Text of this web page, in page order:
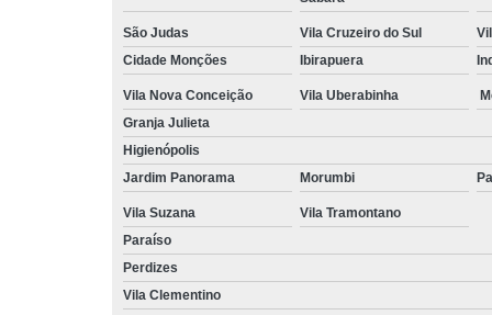
São Judas Vila Cruzeiro do Sul
Cidade Monções
Ibirapuera
Vila Nova Conceição Vila Uberabinha
Granja Julieta
Higienópolis
Jardim Panorama
Morumbi
Vila Suzana
Vila Tramontano
Paraíso
Perdizes
Vila Clementino